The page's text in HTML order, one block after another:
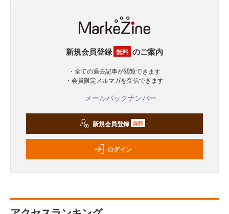
新規会員登録 無料 のご案内
・全ての過去記事が閲覧できます
・会員限定メルマガを受信できます
メールバックナンバー
新規会員登録 無料
ログイン